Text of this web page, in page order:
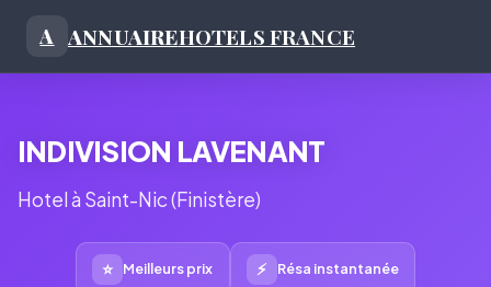
A ANNUAIREHOTELS FRANCE
INDIVISION LAVENANT
Hotel à Saint-Nic (Finistère)
⭐ Meilleurs prix ⚡ Résa instantanée